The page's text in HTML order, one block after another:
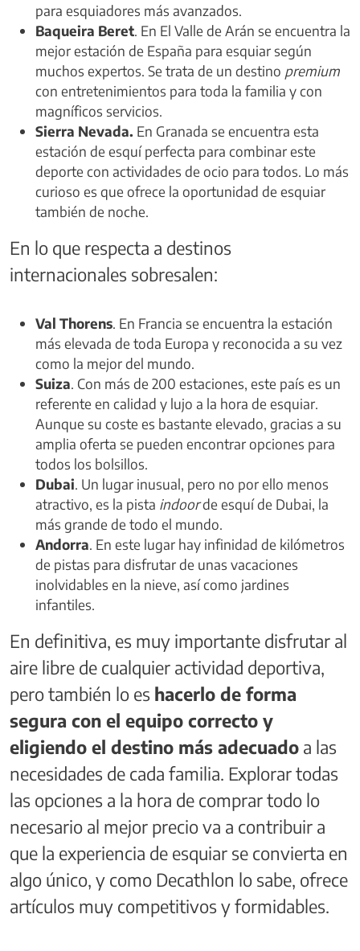
para esquiadores más avanzados.
Baqueira Beret. En El Valle de Arán se encuentra la
mejor estación de España para esquiar según
muchos expertos. Se trata de un destino premium
con entretenimientos para toda la familia y con
magníficos servicios.
Sierra Nevada. En Granada se encuentra esta
estación de esquí perfecta para combinar este
deporte con actividades de ocio para todos. Lo más
curioso es que ofrece la oportunidad de esquiar
también de noche.
En lo que respecta a destinos
internacionales sobresalen:
Val Thorens. En Francia se encuentra la estación
más elevada de toda Europa y reconocida a su vez
como la mejor del mundo.
Suiza. Con más de 200 estaciones, este país es un
referente en calidad y lujo a la hora de esquiar.
Aunque su coste es bastante elevado, gracias a su
amplia oferta se pueden encontrar opciones para
todos los bolsillos.
Dubai. Un lugar inusual, pero no por ello menos
atractivo, es la pista indoorde esquí de Dubai, la
más grande de todo el mundo.
Andorra. En este lugar hay infinidad de kilómetros
de pistas para disfrutar de unas vacaciones
inolvidables en la nieve, así como jardines
infantiles.
En definitiva, es muy importante disfrutar al
aire libre de cualquier actividad deportiva,
pero también lo es hacerlo de forma
segura con el equipo correcto y
eligiendo el destino más adecuado a las
necesidades de cada familia. Explorar todas
las opciones a la hora de comprar todo lo
necesario al mejor precio va a contribuir a
que la experiencia de esquiar se convierta en
algo único, y como Decathlon lo sabe, ofrece
artículos muy competitivos y formidables.